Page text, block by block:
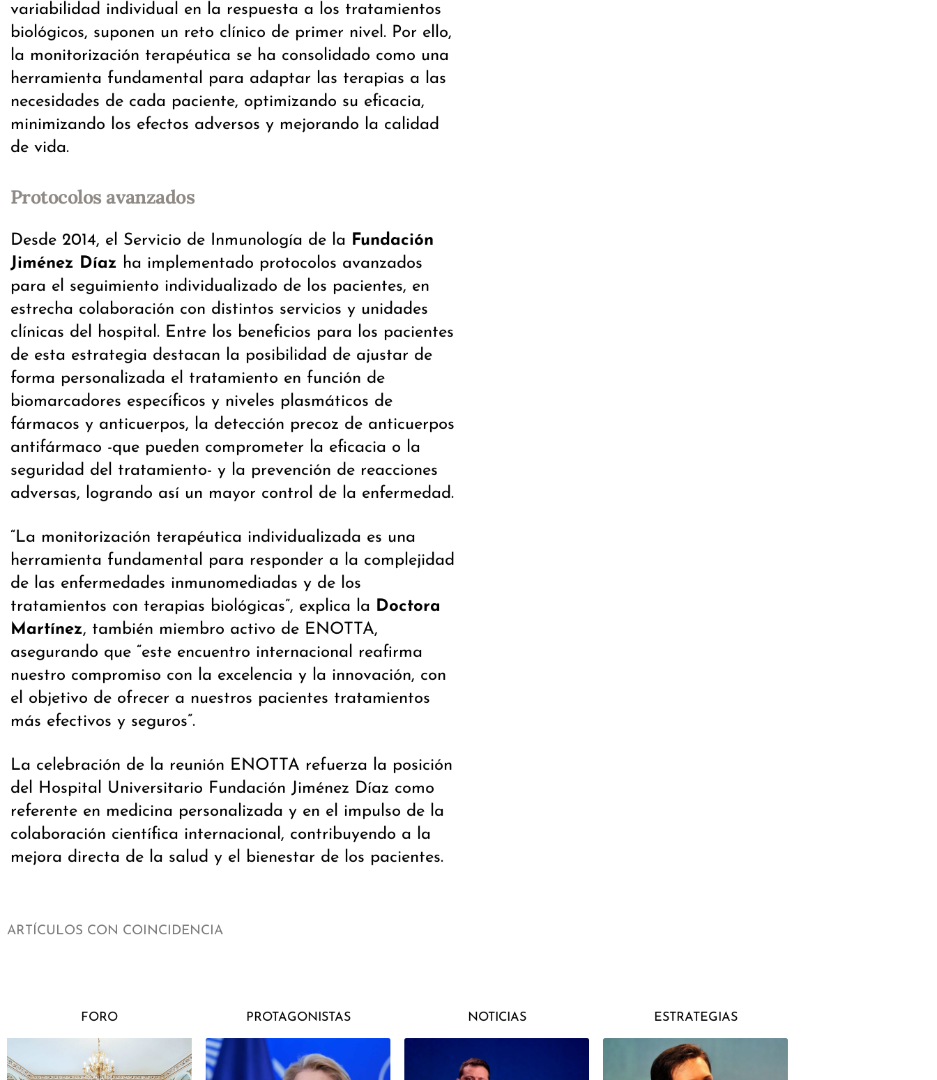
variabilidad individual en la respuesta a los tratamientos
biológicos, suponen un reto clínico de primer nivel. Por ello,
la monitorización terapéutica se ha consolidado como una
herramienta fundamental para adaptar las terapias a las
necesidades de cada paciente, optimizando su eficacia,
minimizando los efectos adversos y mejorando la calidad
de vida.
Protocolos avanzados
Desde 2014, el Servicio de Inmunología de la Fundación
Jiménez Díaz ha implementado protocolos avanzados
para el seguimiento individualizado de los pacientes, en
estrecha colaboración con distintos servicios y unidades
clínicas del hospital. Entre los beneficios para los pacientes
de esta estrategia destacan la posibilidad de ajustar de
forma personalizada el tratamiento en función de
biomarcadores específicos y niveles plasmáticos de
fármacos y anticuerpos, la detección precoz de anticuerpos
antifármaco -que pueden comprometer la eficacia o la
seguridad del tratamiento- y la prevención de reacciones
adversas, logrando así un mayor control de la enfermedad.
“La monitorización terapéutica individualizada es una
herramienta fundamental para responder a la complejidad
de las enfermedades inmunomediadas y de los
tratamientos con terapias biológicas”, explica la Doctora
Martínez, también miembro activo de ENOTTA,
asegurando que “este encuentro internacional reafirma
nuestro compromiso con la excelencia y la innovación, con
el objetivo de ofrecer a nuestros pacientes tratamientos
más efectivos y seguros”.
La celebración de la reunión ENOTTA refuerza la posición
del Hospital Universitario Fundación Jiménez Díaz como
referente en medicina personalizada y en el impulso de la
colaboración científica internacional, contribuyendo a la
mejora directa de la salud y el bienestar de los pacientes.
ARTÍCULOS CON COINCIDENCIA
FORO PROTAGONISTAS NOTICIAS ESTRATEGIAS